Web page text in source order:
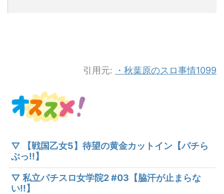
引用元: ・秋葉原のスロ事情1099
▽ 【戦国乙女5】待望の黄金カットイン【パチら
ぶっ!!】
▽ 私立パチスロ女学院2 #03【脇汗が止まらな
い!!】